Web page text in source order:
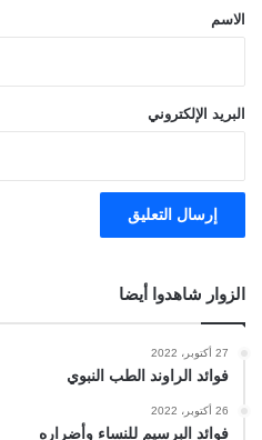
*الاسم
البريد الإلكتروني
الزوار شاهدوا أيضا
27 أكتوبر، 2022
فوائد الراوند الطب النبوي
26 أكتوبر، 2022
فوائد البرسيم للنساء وأضراره